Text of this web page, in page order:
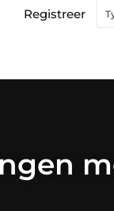
Registreer